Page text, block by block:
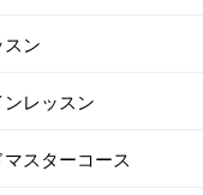
ン
レッスン
スターコース